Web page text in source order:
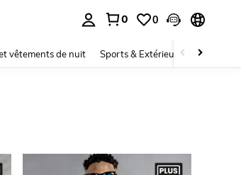
0 0
vêtements de nuit Sports & Extérieur Enfants